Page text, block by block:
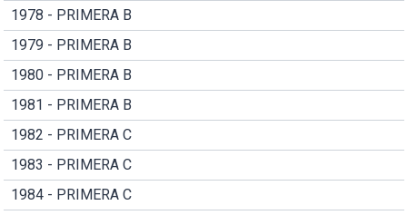
1978 - PRIMERA B
1979 - PRIMERA B
1980 - PRIMERA B
1981 - PRIMERA B
1982 - PRIMERA C
1983 - PRIMERA C
1984 - PRIMERA C